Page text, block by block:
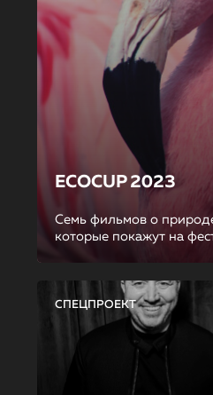
ECOCUP 2023
Семь фильмов о
которые покажут на
СПЕЦПРОЕКТ